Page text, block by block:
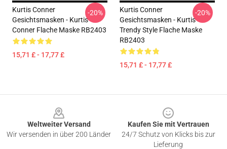
Kurtis Conner
Gesichtsmasken - Kurtis
Conner Flache Maske RB2403
15,71 £ - 17,77 £
-20%
Kurtis Conner
Gesichtsmasken - Kurtis
Trendy Style Flache Maske
RB2403
15,71 £ - 17,77 £
-20%
Weltweiter Versand
Wir versenden in über 200 Länder
Kaufen Sie mit Vertrauen
24/7 Schutz von Klicks bis zur
Lieferung